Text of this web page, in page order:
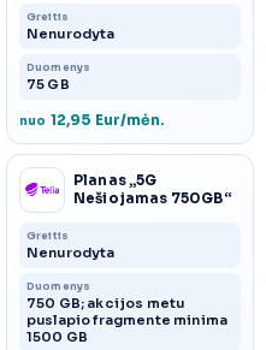
Greitis
Nenurodyta
Duomenys
75 GB
nuo 12,95 Eur/mėn.
Planas „5G
Nešiojamas 750GB“
Greitis
Nenurodyta
Duomenys
750 GB; akcijos metu
puslapio fragmente minima
1500 GB